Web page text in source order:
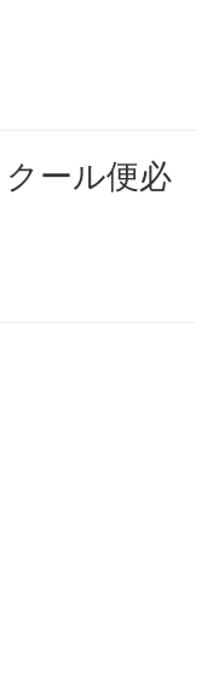
クール便必